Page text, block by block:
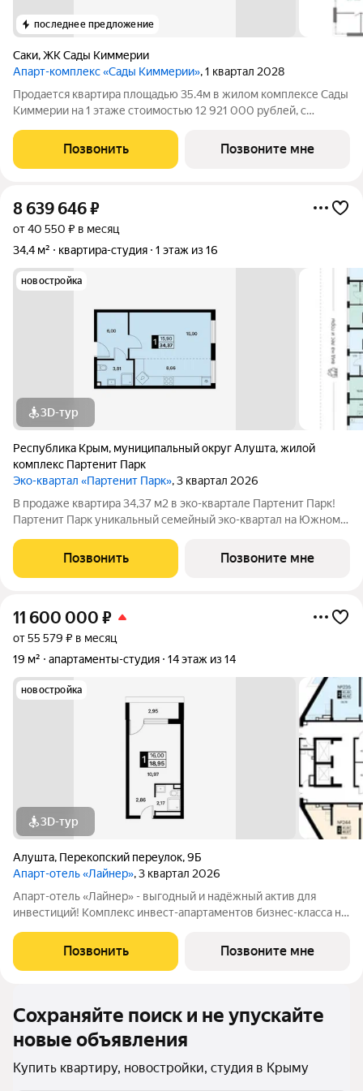
последнее предложение
Саки,ЖК Сады Киммерии
Апарт-комплекс «Сады Киммерии», 1 квартал 2028
Продается квартира площадью 35.4м в жилом комплексе Сады
Киммерии на 1 этаже стоимостью 12 921 000 рублей, с
кластер нового поколения на крымском побережье! Комплекс
объединяет 57 современных
Позвонить Позвоните мне
8 639 646₽
от 40 550 ₽ в месяц
34,4 м²
квартира-студия 1 этаж из 16
новостройка
3D-тур
Республика Крым, муниципальный округ Алушта,жилой
комплекс Партенит Парк
Эко-квартал «Партенит Парк», 3 квартал 2026
В продаже квартира 34,37 м2 в эко-квартале Партенит Парк!
Партенит Парк уникальный семейный эко-квартал на Южном
- Дома расположены в окружении гор, лесов и виноградников.
- Кристально чистый
Позвонить Позвоните мне
11 600 000 ₽
от 55 579 ₽ в месяц
19 м²
апартаменты-студия 14 этаж из 14
новостройка
3D-тур
Алушта, Перекопский переулок,9Б
Апарт-отель «Лайнер», 3 квартал 2026
Апарт-отель «Лайнер» - выгодный и надёжный актив для
инвестиций! Комплекс инвест-апартаментов бизнес-класса на
курортную недвижимость и готовый бизнес. Всего проектом
Позвонить Позвоните мне
Сохраняйте поиск и не упускайте
новые объявления
Купить квартиру, новостройки, студия в Крыму